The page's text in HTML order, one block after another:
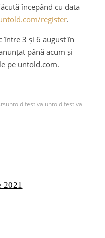
începând cu data
register.
între 3 și 6 august în
până acum și
pe untold.com.
untold festivaluntold festival